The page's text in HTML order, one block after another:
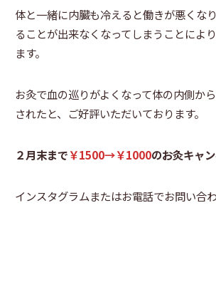
体と一緒に内臓も冷えると働きが悪くな
ることが出来なくなってしまうことによ
ます。
お灸で血の巡りがよくなって体の内側か
されたと、ご好評いただいております。
２月末まで￥1500→￥1000のお灸キャ
インスタグラムまたはお電話でお問い合